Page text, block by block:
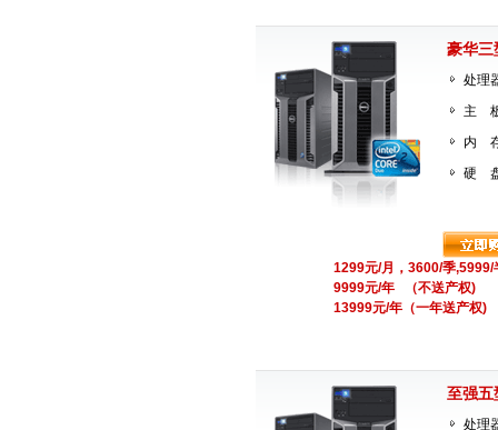
豪华
处理
主
内
硬
1299元/月，3600/季,5999/
9999元/年 （不送产权)
13999元/年（一年送产权)
至强五
处理